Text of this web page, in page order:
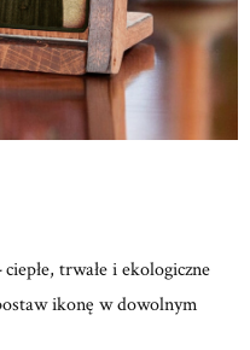
ciepłe, trwałe i ekologiczne
ikonę w dowolnym